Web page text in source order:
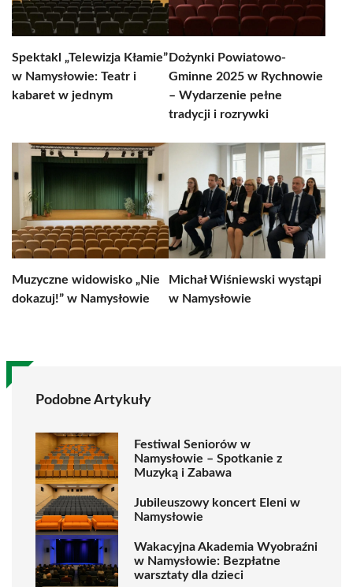
Spektakl „Telewizja Kłamie”
w Namysłowie: Teatr i
kabaret w jednym
Dożynki Powiatowo-
Gminne 2025 w Rychnowie
– Wydarzenie pełne
tradycji i rozrywki
Muzyczne widowisko „Nie
dokazuj!” w Namysłowie
Michał Wiśniewski wystąpi
w Namysłowie
Podobne Artykuły
Festiwal Seniorów w
Namysłowie – Spotkanie z
Muzyką i Zabawa
Jubileuszowy koncert Eleni w
Namysłowie
Wakacyjna Akademia Wyobraźni
w Namysłowie: Bezpłatne
warsztaty dla dzieci